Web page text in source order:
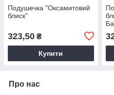
Подушечка "Оксамитовий
блиск"
323,50 ₴
Купити
Про нас